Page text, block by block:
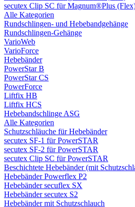
secutex Clip SC für Magnum®Plus
Alle Kategorien
Rundschlingen- und Hebebandgehänge
Rundschlingen-Gehänge
VarioWeb
VarioForce
Hebebänder
PowerStar B
PowerStar CS
PowerForce
Liftfix HB
Liftfix HCS
Hebebandschlinge ASG
Alle Kategorien
Schutzschläuche für Hebebänder
secutex SF-1 für PowerSTAR
secutex SF-2 für PowerSTAR
secutex Clip SC für PowerSTAR
Beschichtete Hebebänder (mit
Hebebänder Powerflex P2
Hebebänder secuflex SX
Hebebänder secutex S2
Hebebänder mit Schutzschlauch